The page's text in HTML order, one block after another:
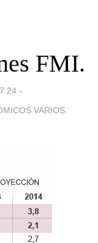
FMI.
-
VARIOS.